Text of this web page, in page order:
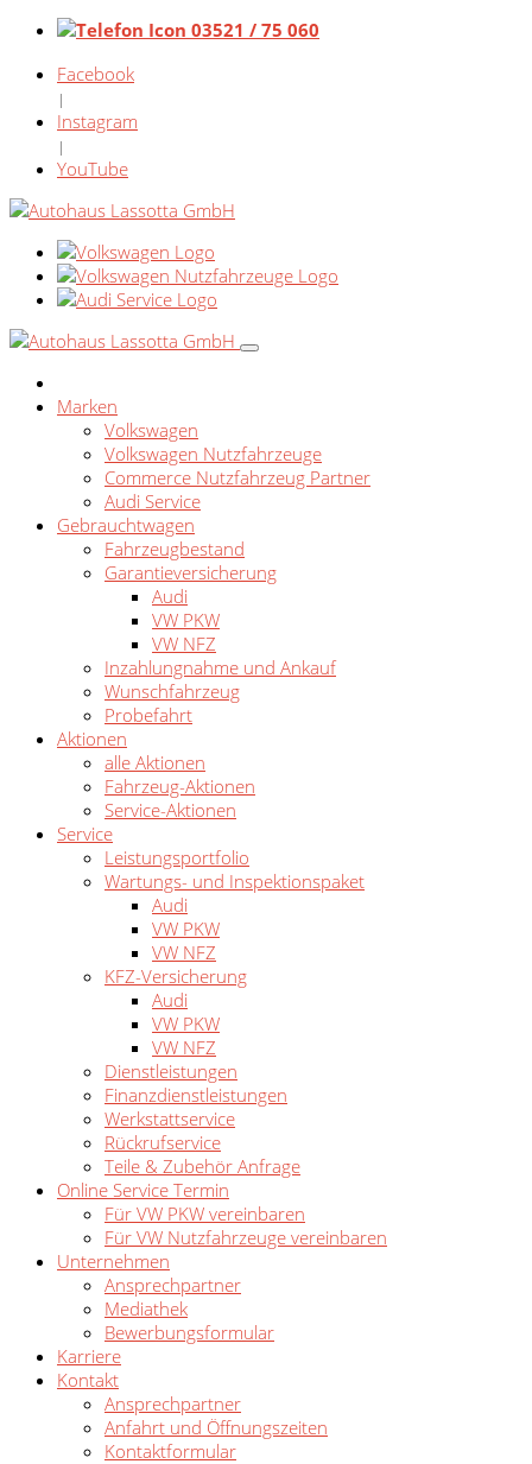
03521 / 75 060
Facebook
|
Instagram
|
YouTube
Marken
Volkswagen
Volkswagen Nutzfahrzeuge
Commerce Nutzfahrzeug Partner
Audi Service
Gebrauchtwagen
Fahrzeugbestand
Garantieversicherung
Audi
VW PKW
VW NFZ
Inzahlungnahme und Ankauf
Wunschfahrzeug
Probefahrt
Aktionen
alle Aktionen
Fahrzeug-Aktionen
Service-Aktionen
Service
Leistungsportfolio
Wartungs- und Inspektionspaket
Audi
VW PKW
VW NFZ
KFZ-Versicherung
Audi
VW PKW
VW NFZ
Dienstleistungen
Finanzdienstleistungen
Werkstattservice
Rückrufservice
Teile & Zubehör Anfrage
Online Service Termin
Für VW PKW vereinbaren
Für VW Nutzfahrzeuge vereinbaren
Unternehmen
Ansprechpartner
Mediathek
Bewerbungsformular
Karriere
Kontakt
Ansprechpartner
Anfahrt und Öffnungszeiten
Kontaktformular